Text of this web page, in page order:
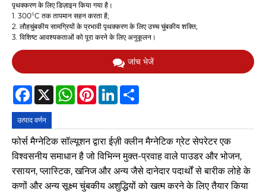
पृथक्करण के लिए डिज़ाइन किया गया है।
1. 300°C तक तापमान सहन करता है;
2. लौहचुंबकीय सामग्रियों के प्रभावी पृथक्करण के लिए उच्च चुंबकीय शक्ति;
3. विशिष्ट आवश्यकताओं को पूरा करने के लिए अनुकूलन।
जांच भेजें
Facebook
X WhatsAppPinterestLinkedIn
उत्पाद वर्णन
फोर्स मैग्नेटिक सॉल्यूशन द्वारा ईज़ी क्लीन मैग्नेटिक ग्रेट सेपरेटर एक
विश्वसनीय समाधान है जो विभिन्न मुक्त-प्रवाह वाले पाउडर और भोजन,
रसायन, प्लास्टिक, खनिज और अन्य जैसे दानेदार पदार्थों से बारीक लोहे के
कणों और अन्य सूक्ष्म चुंबकीय अशुद्धियों को खत्म करने के लिए तैयार किया